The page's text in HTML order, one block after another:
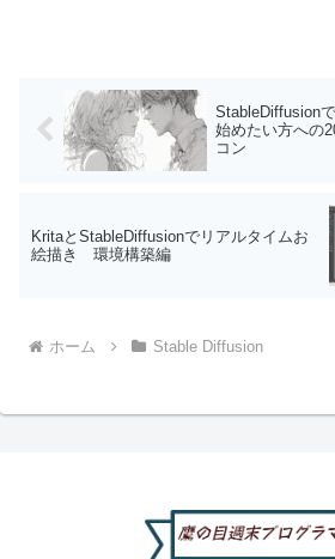
StableDiffusion
始めたい方への
コン
KritaとStableDiffusionでリアルタイムお
絵描き 環境構築編
ホーム Stable Diffusion